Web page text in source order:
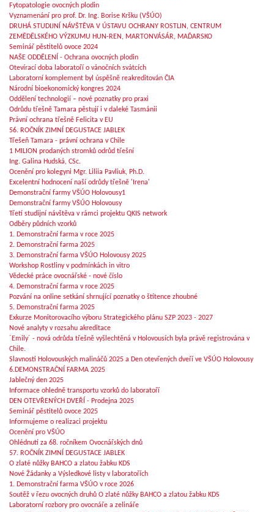
Fytopatologie ovocných plodin
Vyznamenání pro prof. Dr. Ing. Borise Kršku (VŠÚO)
DRUHÁ STUDIJNÍ NÁVŠTĚVA V ÚSTAVU OCHRANY ROSTLIN, CENTRUM
ZEMĚDĚLSKÉHO VÝZKUMU HUN-REN, MARTONVÁSÁR, MAĎARSKO
Seminář pěstitelů ovoce 2024
NAŠE ODDĚLENÍ - Ochrana ovocných plodin
Otevírací doba laboratoří o vánočních svátcích
Laboratorní komplement byl úspěšně reakreditován ČIA
Národní bioekonomický kongres 2024
Oddělení technologií – nové poznatky pro praxi
Odrůdu třešně Tamara pěstují i v daleké Tasmánii
Právní ochrana třešně Felicita v EU
56. ROČNÍK ZIMNÍ DEGUSTACE JABLEK
Třešeň Tamara - právní ochrana v Chile
1 MILION prodaných stromků odrůd třešní
Ing. Galina Hudská, CSc.
Ocenění pro kolegyni Mgr. Liliia Pavliuk, Ph.D.
Excelentní hodnocení naší odrůdy třešně 'Irena'
Demonstrační farmy VŠÚO Holovousy1
Demonstrační farmy VŠÚO Holovousy
Třetí studijní návštěva v rámci projektu QKIS network
Odběry půdních vzorků
1. Demonstrační farma v roce 2025
2. Demonstrační farma 2025
3. Demonstrační farma VŠÚO Holovousy 2025
Workshop Rostliny v podmínkách in vitro
Vědecké práce ovocnářské - nové číslo
4. Demonstrační farma v roce 2025
Pozvání na online setkání shrnující poznatky o štítence zhoubné
5. Demonstrační farma 2025
Exkurze Monitorovacího výboru Strategického plánu SZP 2023 - 2027
Nové analyty v rozsahu akreditace
´Emily´ - nová odrůda třešně vyšlechtěná v Holovousích byla právě registrována v
Chile.
Slavnosti Holovouských malináčů 2025 a Den otevřených dveří ve VŠÚO Holovousy
6.DEMONSTRAČNÍ FARMA 2025
Jablečný den 2025
Informace ohledně transportu vzorků do laboratoří
DEN OTEVŘENÝCH DVEŘÍ - Prodejna 2025
Seminář pěstitelů ovoce 2025
Informujeme o realizaci projektu
Ocenění pro VŠÚO
Ohlédnutí za 68. ročníkem Ovocnářských dnů
57. ROČNÍK ZIMNÍ DEGUSTACE JABLEK
O zlaté nůžky BAHCO a zlatou žabku KDS
Nové Žádanky a Výsledkové listy v laboratořích
1. Demonstrační farma VŠÚO v roce 2026
Soutěž v řezu ovocných druhů O zlaté nůžky BAHCO a zlatou žabku KDS
Laboratorní rozbory pro ovocnáře a zelináře